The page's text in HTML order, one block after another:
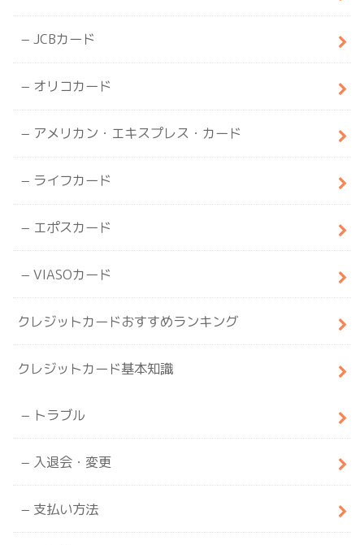
JCBカード
オリコカード
アメリカン・エキスプレス・カード
ライフカード
エポスカード
VIASOカード
クレジットカードおすすめランキング
クレジットカード基本知識
トラブル
入退会・変更
支払い方法